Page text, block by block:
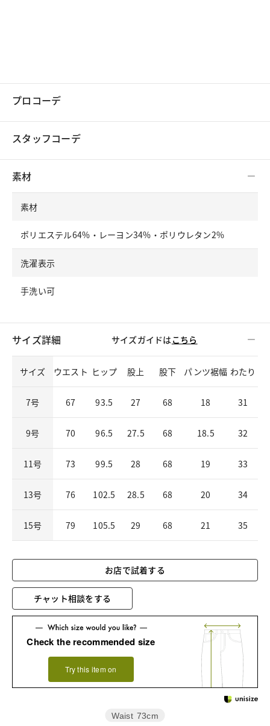
プロコーデ
スタッフコーデ
素材
素材
ポリエステル64%・レーヨン34%・ポリウレタン2%
洗濯表示
手洗い可
サイズ詳細 サイズガイドは こちら
サイズ ウエスト ヒップ 股上 股下 パンツ裾幅 わたり
7号 67 93.5 27 68 18 31
9号 70 96.5 27.5 68 18.5 32
11号 73 99.5 28 68 19 33
13号 76 102.5 28.5 68 20 34
15号 79 105.5 29 68 21 35
お店で試着する
チャット相談をする
Check the recommended size
Try this item on
Waist 73cm